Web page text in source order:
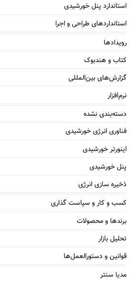
استاندارد پنل خورشیدی
استانداردهای طراحی و اجرا
رویدادها
کتاب و هندبوک
گزارش‌های بین‌المللی
نرم‌افزار
دسته‌بندی نشده
فناوری انرژی خورشیدی
اینورتر خورشیدی
پنل خورشیدی
ذخیره سازی انرژی
کسب و کار و سیاست گذاری
برندها و محصولات
تحلیل بازار
قوانین و دستورالعمل‌ها
مدیا سنتر